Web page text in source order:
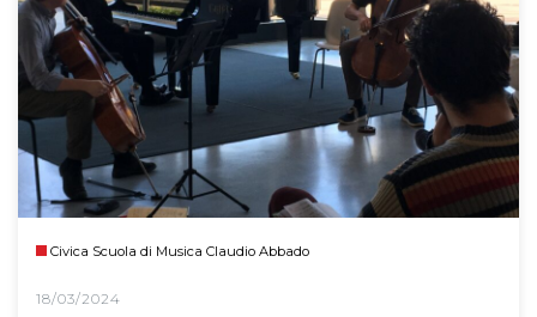
Civica Scuola di Musica Claudio Abbado
18/03/2024